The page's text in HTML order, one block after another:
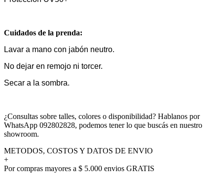
Cuidados de la prenda:
Lavar a mano con jabón neutro.
No dejar en remojo ni torcer.
Secar a la sombra.
¿Consultas sobre talles, colores o disponibilidad? Hablanos por
WhatsApp 092802828, podemos tener lo que buscás en nuestro
showroom.
METODOS, COSTOS Y DATOS DE ENVIO
+
Por compras mayores a $ 5.000 envios GRATIS